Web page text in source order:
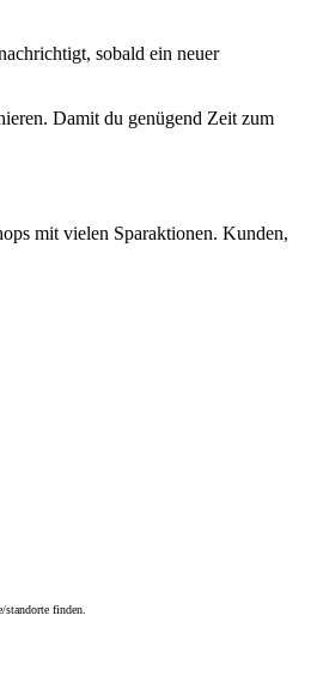
sobald ein neuer
Damit du genügend Zeit zum
mit vielen Sparaktionen. Kunden,
finden.